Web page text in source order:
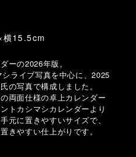
横15.5cm
ーの2026年版。
ライブ写真を中心に、2025
の写真で構成しました。
両面仕様の卓上カレンダー
トカシマシカレンダーより
元に置きやすいサイズで、
きやすい仕上がりです。